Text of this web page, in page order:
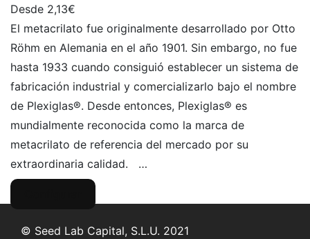
2,13€
El metacrilato fue originalmente desarrollado por Otto
Röhm en Alemania en el año 1901. Sin embargo, no fue
hasta 1933 cuando consiguió establecer un sistema de
fabricación industrial y comercializarlo bajo el nombre
de Plexiglas®. Desde entonces, Plexiglas® es
mundialmente reconocida como la marca de
metacrilato de referencia del mercado por su
extraordinaria calidad. …
© Seed Lab Capital, S.L.U. 2021